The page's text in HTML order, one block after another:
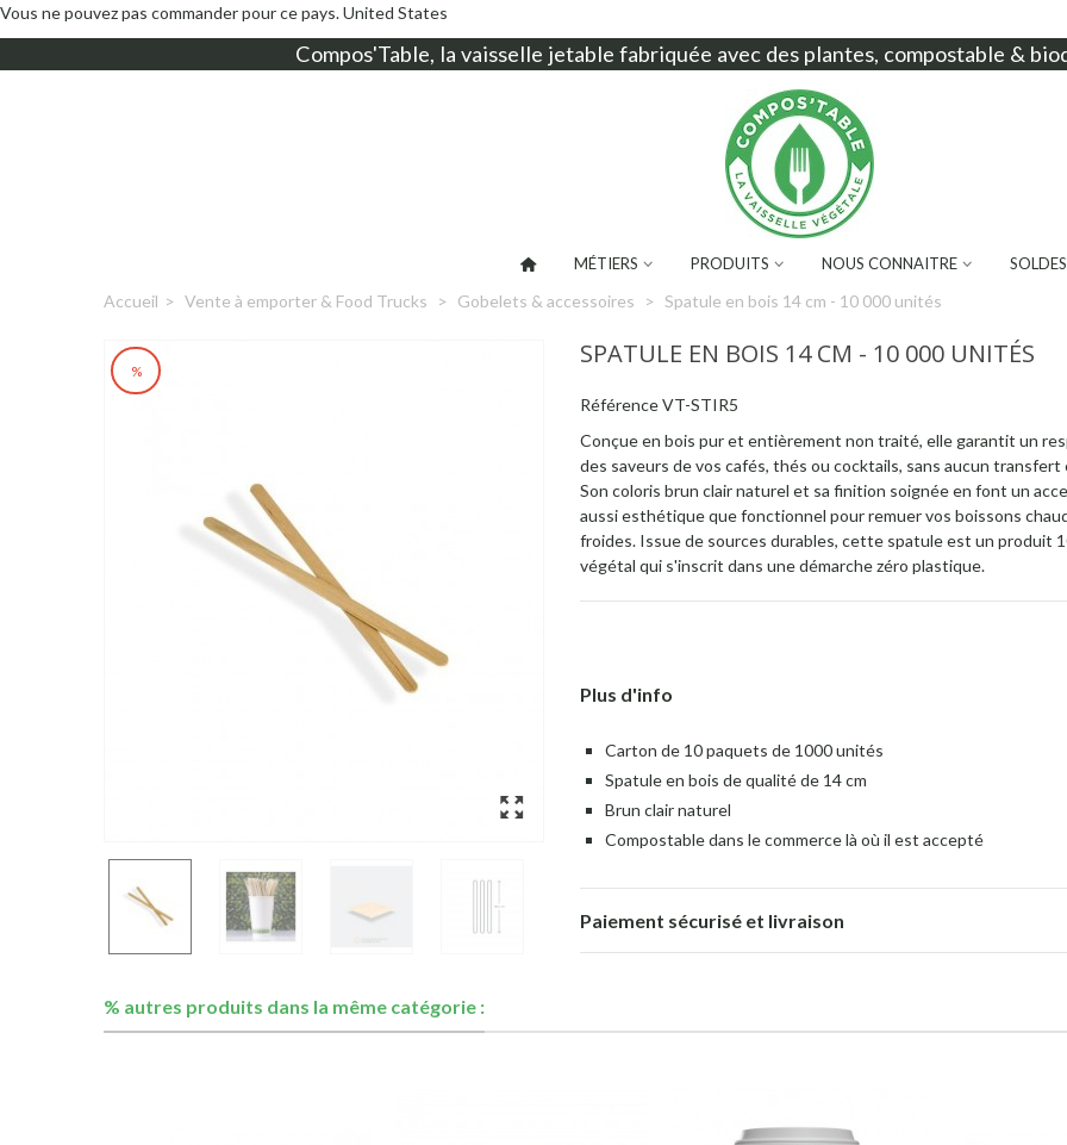
Vous ne pouvez pas commander pour ce pays.United States
Compos'Table, la vaisselle jetable fabriquée avec des plantes, compostable &
MÉTIERS PRODUITS NOUS CONNAITRE SOLDES
Accueil > Vente à emporter & Food Trucks > Gobelets & accessoires > Spatule en bois 14 cm - 10 000 unités
%
SPATULE EN BOIS 14 CM - 10 000 UNITÉS
RéférenceVT-STIR5
Conçue en bois pur et entièrement non traité, elle garantit un
des saveurs de vos cafés, thés ou cocktails, sans aucun transfert
Son coloris brun clair naturel et sa finition soignée en font un
aussi esthétique que fonctionnel pour remuer vos boissons
froides. Issue de sources durables, cette spatule est un produit
végétal qui s'inscrit dans une démarche zéro plastique.
Plus d'info
Carton de 10 paquets de 1000 unités
Spatule en bois de qualité de 14 cm
Brun clair naturel
Compostable dans le commerce là où il est accepté
Paiement sécurisé et livraison
% autres produits dans la même catégorie :